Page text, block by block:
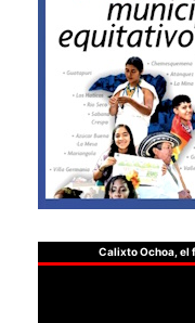
Calixto Ochoa, el